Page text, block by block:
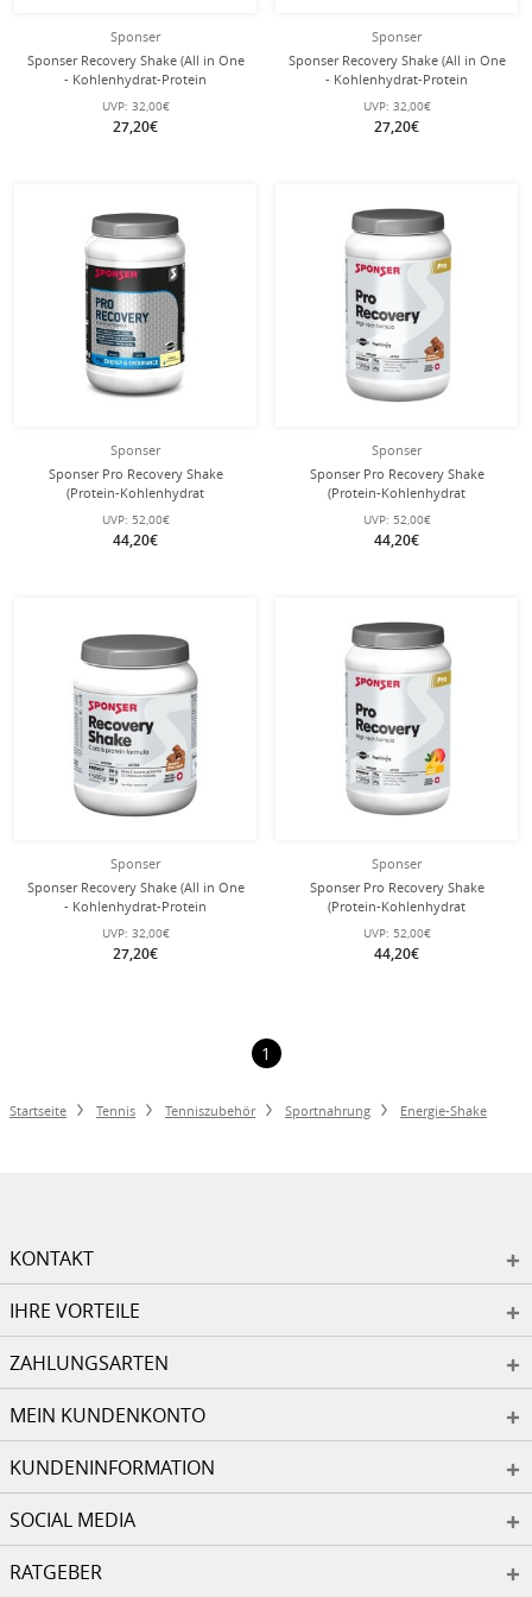
Sponser
Sponser Recovery Shake (All in One
- Kohlenhydrat-Protein
Regenerationshake) Banane 900g
Dose
UVP: 32,00€
27,20€
Sponser
Sponser Recovery Shake (All in One
- Kohlenhydrat-Protein
Regenerationshake) Vanille 900g
Dose
UVP: 32,00€
27,20€
Sponser
Sponser Pro Recovery Shake
(Protein-Kohlenhydrat
Regenerationsshake, 44–50%
Proteinanteil) Vanille 900g Dose
UVP: 52,00€
44,20€
Sponser
Sponser Pro Recovery Shake
(Protein-Kohlenhydrat
Regenerationsshake, 44–50%
Proteinanteil) Schokolade 800g
Dose
UVP: 52,00€
44,20€
Sponser
Sponser Recovery Shake (All in One
- Kohlenhydrat-Protein
Regenerationshake) Schokolade
900g Dose
UVP: 32,00€
27,20€
Sponser
Sponser Pro Recovery Shake
(Protein-Kohlenhydrat
Regenerationsshake, 44–50%
Proteinanteil) Mango 800g Dose
UVP: 52,00€
44,20€
1
Startseite Tennis Tenniszubehör Sportnahrung Energie-Shake
KONTAKT
IHRE VORTEILE
ZAHLUNGSARTEN
MEIN KUNDENKONTO
KUNDENINFORMATION
SOCIAL MEDIA
RATGEBER